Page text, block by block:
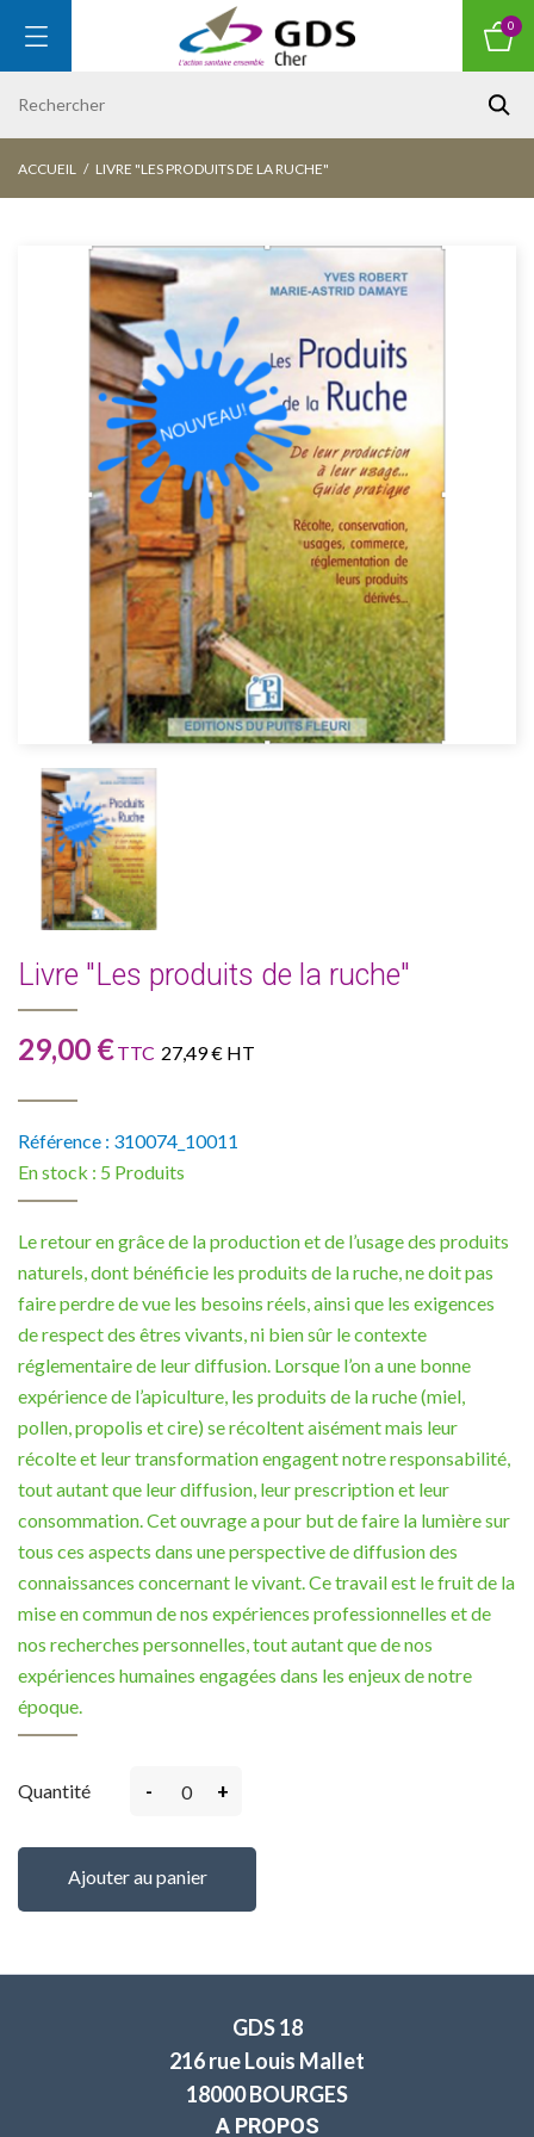
0
ACCUEIL LIVRE "LES PRODUITS DE LA RUCHE"
Livre "Les produits de la ruche"
29,00 €TTC 27,49 € HT
Référence : 310074_10011
En stock : 5 Produits
Le retour en grâce de la production et de l’usage des produits
naturels, dont bénéficie les produits de la ruche, ne doit pas
faire perdre de vue les besoins réels, ainsi que les exigences
de respect des êtres vivants, ni bien sûr le contexte
réglementaire de leur diffusion. Lorsque l’on a une bonne
expérience de l’apiculture, les produits de la ruche (miel,
pollen, propolis et cire) se récoltent aisément mais leur
récolte et leur transformation engagent notre responsabilité,
tout autant que leur diffusion, leur prescription et leur
consommation. Cet ouvrage a pour but de faire la lumière sur
tous ces aspects dans une perspective de diffusion des
connaissances concernant le vivant. Ce travail est le fruit de la
mise en commun de nos expériences professionnelles et de
nos recherches personnelles, tout autant que de nos
expériences humaines engagées dans les enjeux de notre
époque.
Quantité - +
Ajouter au panier
GDS 18
216 rue Louis Mallet
18000 BOURGES
A PROPOS